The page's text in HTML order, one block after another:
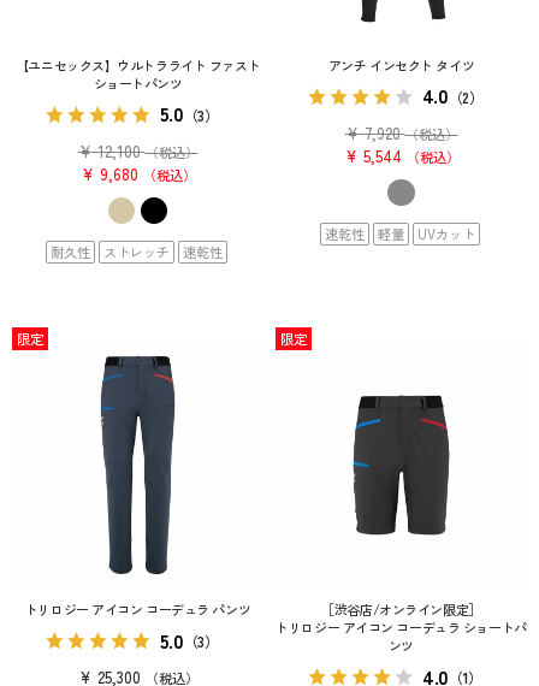
【ユニセックス】ウルトラライト ファスト
ショートパンツ
5.0 （3）
¥ 12,100 （税込）
¥ 9,680 税込
耐久性 ストレッチ 速乾性
アンチ インセクト タイツ
4.0 （2）
¥ 7,920 （税込）
¥ 5,544 税込
速乾性 軽量 UVカット
トリロジー アイコン コーデュラ パンツ
5.0 （3）
¥ 25,300 税込
限定
［渋谷店/オンライン限定］
トリロジー アイコン コーデュラ ショートパ
ンツ
4.0 （1）
限定